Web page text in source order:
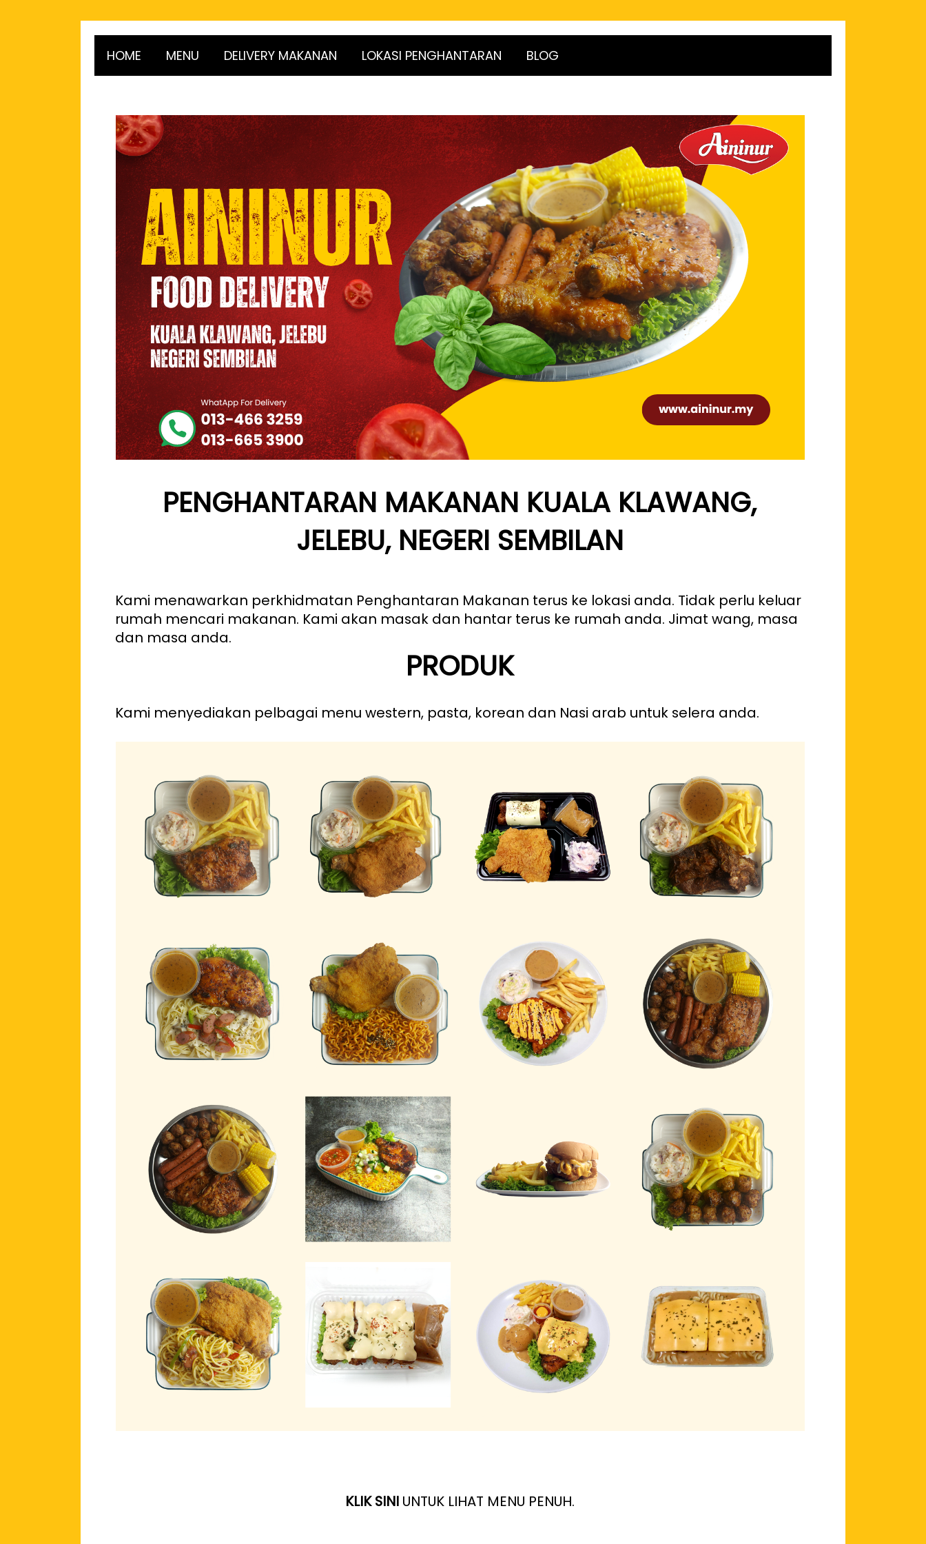
HOME MENU DELIVERY MAKANAN LOKASI PENGHANTARAN BLOG
PENGHANTARAN MAKANAN KUALA KLAWANG,
JELEBU, NEGERI SEMBILAN
Kami menawarkan perkhidmatan Penghantaran Makanan terus ke lokasi anda. Tidak perlu keluar
rumah mencari makanan. Kami akan masak dan hantar terus ke rumah anda. Jimat wang, masa
dan masa anda.
PRODUK
Kami menyediakan pelbagai menu western, pasta, korean dan Nasi arab untuk selera anda.
KLIK SINIUNTUK LIHAT MENU PENUH.